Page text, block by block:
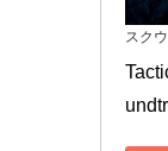
スク